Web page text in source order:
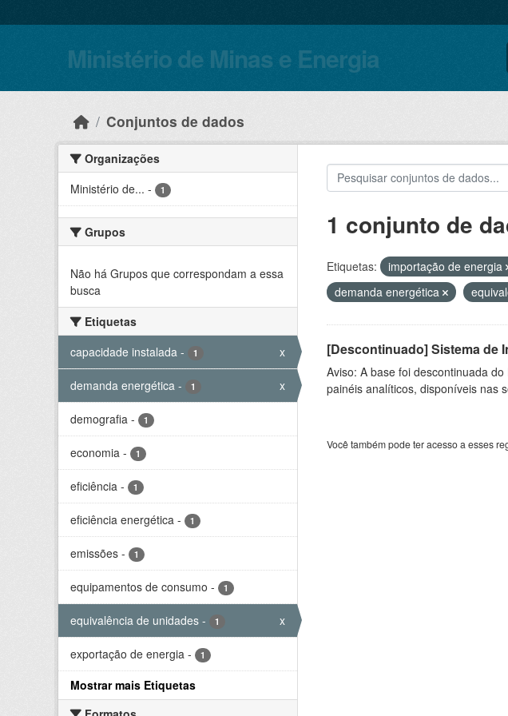
Ministério de Minas e Energia
Conjuntos de dados
Organizações
Ministério de... - 1
Grupos
Não há Grupos que correspondam a essa
busca
Etiquetas
capacidade instalada - 1 x
demanda energética - 1 x
demografia - 1
economia - 1
eficiência - 1
eficiência energética - 1
emissões - 1
equipamentos de consumo - 1
equivalência de unidades - 1 x
exportação de energia - 1
Mostrar mais Etiquetas
1 conjunto de
Etiquetas: importação de energia
demanda energética
[Descontinuado] Sistema de
Aviso: A base foi descontinuada
painéis analíticos, disponíveis nas
Você também pode ter acesso a esses